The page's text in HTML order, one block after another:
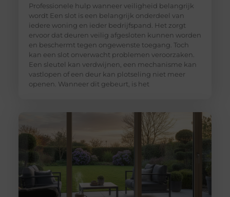
Professionele hulp wanneer veiligheid belangrijk
wordt Een slot is een belangrijk onderdeel van
iedere woning en ieder bedrijfspand. Het zorgt
ervoor dat deuren veilig afgesloten kunnen worden
en beschermt tegen ongewenste toegang. Toch
kan een slot onverwacht problemen veroorzaken.
Een sleutel kan verdwijnen, een mechanisme kan
vastlopen of een deur kan plotseling niet meer
openen. Wanneer dit gebeurt, is het